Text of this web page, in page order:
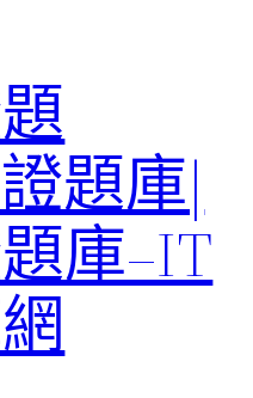
題庫|
庫–IT